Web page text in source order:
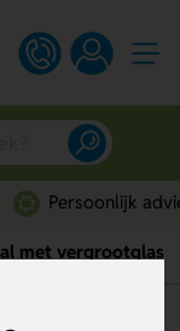
met vergrootglas